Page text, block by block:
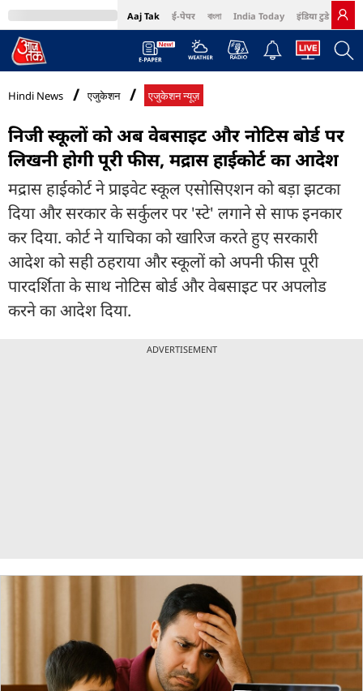
Aaj Tak ई-पेपर বাংলা India Today इंडिया टुडे हिंदी
MumbaiTak Cosmopolitan Harper's Bazaar Northeast
Hindi News एजुकेशन एजुकेशन न्यूज़
न‍िजी स्कूलों को अब वेबसाइट और नोटिस बोर्ड पर
लिखनी होगी पूरी फीस, मद्रास हाईकोर्ट का आदेश
मद्रास हाईकोर्ट ने प्राइवेट स्कूल एसोसिएशन को बड़ा झटका
दिया और सरकार के सर्कुलर पर 'स्टे' लगाने से साफ इनकार
कर दिया. कोर्ट ने याचिका को खारिज करते हुए सरकारी
आदेश को सही ठहराया और स्कूलों को अपनी फीस पूरी
पारदर्शिता के साथ नोटिस बोर्ड और वेबसाइट पर अपलोड
करने का आदेश दिया.
ADVERTISEMENT